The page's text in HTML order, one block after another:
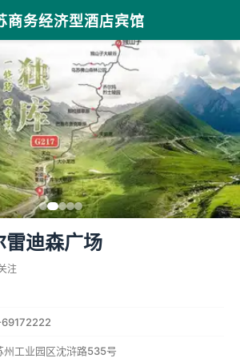
商务经济型酒店宾馆
雷迪森广场
注
州工业园区沈浒路535号